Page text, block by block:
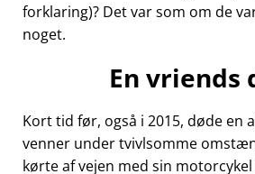
forklaring)? Det var som om de
noget.
En vriends
Kort tid før, også i 2015, døde en
venner under tvivlsomme
kørte af vejen med sin motorcykel